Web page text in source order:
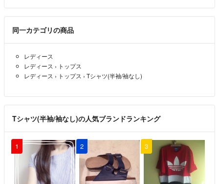
同一カテゴリの商品
レディース
レディース › トップス
レディース › トップス › Tシャツ(半袖/袖なし)
Tシャツ(半袖/袖なし)の人気ブランドランキング
1 2 3